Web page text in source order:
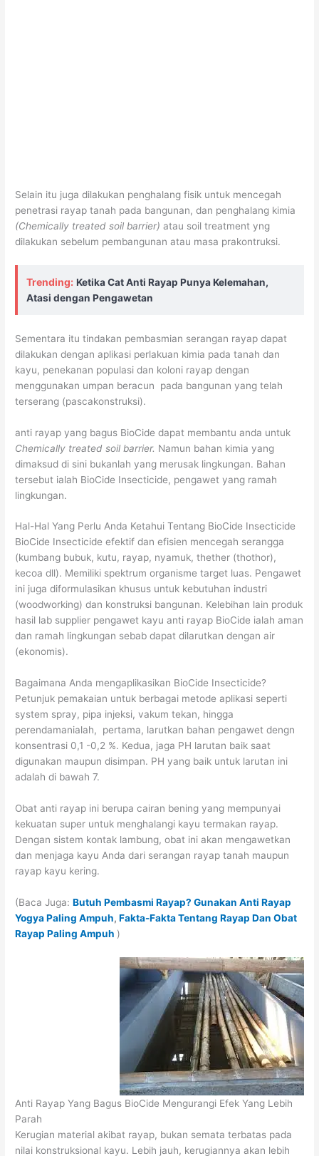
Selain itu juga dilakukan penghalang fisik untuk mencegah
penetrasi rayap tanah pada bangunan, dan penghalang kimia
(Chemically treated soil barrier) atau soil treatment yng
dilakukan sebelum pembangunan atau masa prakontruksi.
Trending: Ketika Cat Anti Rayap Punya Kelemahan,
Atasi dengan Pengawetan
Sementara itu tindakan pembasmian serangan rayap dapat
dilakukan dengan aplikasi perlakuan kimia pada tanah dan
kayu, penekanan populasi dan koloni rayap dengan
menggunakan umpan beracun pada bangunan yang telah
terserang (pascakonstruksi).
anti rayap yang bagus BioCide dapat membantu anda untuk
Chemically treated soil barrier. Namun bahan kimia yang
dimaksud di sini bukanlah yang merusak lingkungan. Bahan
tersebut ialah BioCide Insecticide, pengawet yang ramah
lingkungan.
Hal-Hal Yang Perlu Anda Ketahui Tentang BioCide Insecticide
BioCide Insecticide efektif dan efisien mencegah serangga
(kumbang bubuk, kutu, rayap, nyamuk, thether (thothor),
kecoa dll). Memiliki spektrum organisme target luas. Pengawet
ini juga diformulasikan khusus untuk kebutuhan industri
(woodworking) dan konstruksi bangunan. Kelebihan lain produk
hasil lab supplier pengawet kayu anti rayap BioCide ialah aman
dan ramah lingkungan sebab dapat dilarutkan dengan air
(ekonomis).
Bagaimana Anda mengaplikasikan BioCide Insecticide?
Petunjuk pemakaian untuk berbagai metode aplikasi seperti
system spray, pipa injeksi, vakum tekan, hingga
perendamanialah, pertama, larutkan bahan pengawet dengn
konsentrasi 0,1 -0,2 %. Kedua, jaga PH larutan baik saat
digunakan maupun disimpan. PH yang baik untuk larutan ini
adalah di bawah 7.
Obat anti rayap ini berupa cairan bening yang mempunyai
kekuatan super untuk menghalangi kayu termakan rayap.
Dengan sistem kontak lambung, obat ini akan mengawetkan
dan menjaga kayu Anda dari serangan rayap tanah maupun
rayap kayu kering.
(Baca Juga:Butuh Pembasmi Rayap? Gunakan Anti Rayap
Yogya Paling Ampuh,Fakta-Fakta Tentang Rayap Dan Obat
Rayap Paling Ampuh )
Anti Rayap Yang Bagus BioCide Mengurangi Efek Yang Lebih
Parah
Kerugian material akibat rayap, bukan semata terbatas pada
nilai konstruksional kayu. Lebih jauh, kerugiannya akan lebih